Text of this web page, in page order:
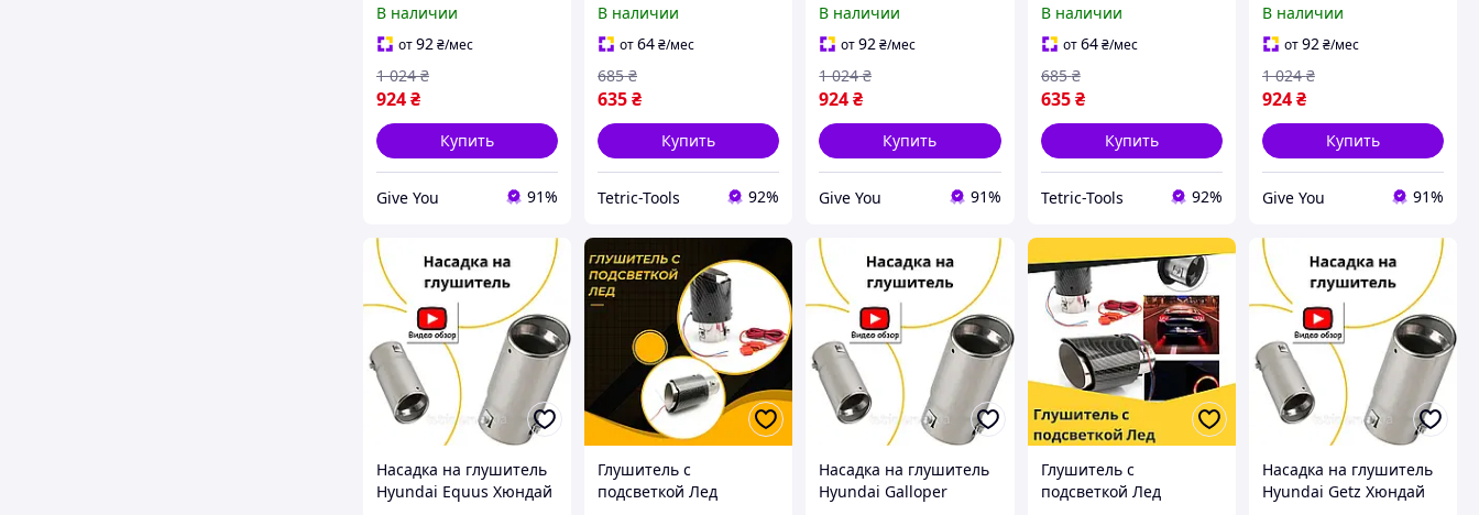
Экус насадка на
глушитель Карбон
В наличии
от92₴/мес
924₴
1 024 ₴
Купить
Give You 91%
круглая,
универсальная
В наличии
от64₴/мес
635₴
685 ₴
Купить
Tetric-Tools 92%
Ексель насадка на
глушитель Карбон
В наличии
от92₴/мес
924₴
1 024 ₴
Купить
Give You 91%
декоративная, круглая,
универсальная
В наличии
от64 ₴/мес
635 ₴
685 ₴
Купить
Tetric-Tools 92%
Хюндай Галоппер
насадка на глушитель
Карбон
В наличии
от92₴/мес
924₴
1 024 ₴
Купить
Give You 91%
Насадка на глушитель
Hyundai Equus Хюндай
Глушитель с
подсветкой Лед
Насадка на глушитель
Hyundai Galloper
Глушитель с
подсветкой Лед
Насадка на глушитель
Hyundai Getz Хюндай